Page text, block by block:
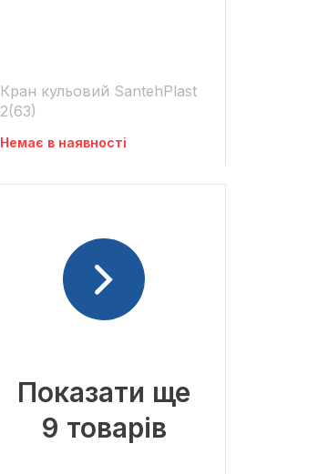
Кран кульовий SantehPlast
2(63)
Немає в наявності
Показати ще
9 товарів